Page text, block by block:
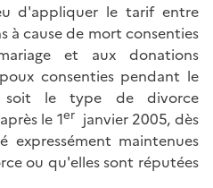
d'appliquer le tarif entre
à cause de mort consenties
et aux donations
consenties pendant le
soit le type de divorce
le 1erjanvier 2005, dès
expressément maintenues
ou qu'elles sont réputées